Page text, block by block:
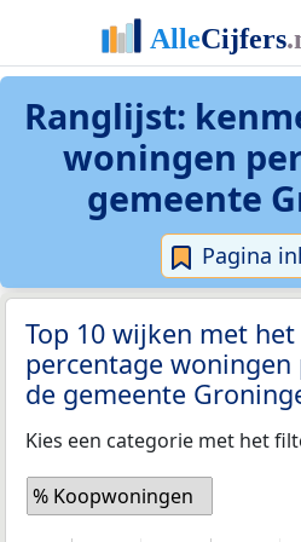
Ranglijst:
woningen
gemeente
Pagina
Top 10 wijken met
percentage
de gemeente
Kies een categorie met het
% Koopwoningen